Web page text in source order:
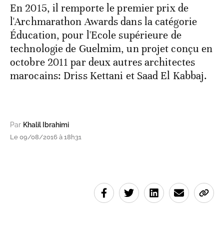
En 2015, il remporte le premier prix de
l'Archmarathon Awards dans la catégorie
Éducation, pour l'Ecole supérieure de
technologie de Guelmim, un projet conçu en
octobre 2011 par deux autres architectes
marocains: Driss Kettani et Saad El Kabbaj.
Par Khalil Ibrahimi
Le 09/08/2016 à 18h31